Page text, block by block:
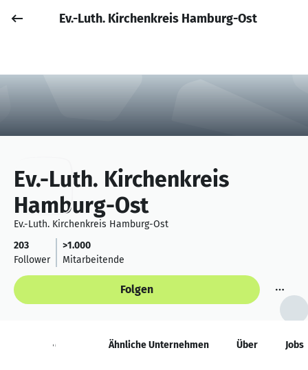
Anmelden
Job posten
Ev.-Luth. Kirchenkreis Hamburg-Ost
Ev.-Luth. Kirchenkreis
Hamburg-Ost
Ev.-Luth. Kirchenkreis Hamburg-Ost
203
Follower
>1.000
Mitarbeitende
Folgen
Neuigkeiten Ähnliche Unternehmen Über Jobs